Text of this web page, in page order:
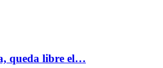
queda libre el…